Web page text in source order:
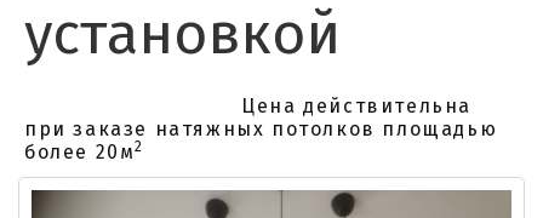
установкой
Цена действительна
при заказе натяжных потолков площадью
более 20м2